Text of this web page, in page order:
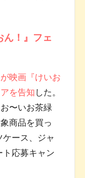
ん！』フェ
映画『けいお
を告知 した。
〜いお茶緑
商品を買っ
ース、ジャ
ト応募キャン